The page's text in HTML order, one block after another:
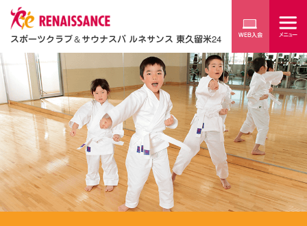
スポーツクラブ＆サウナスパ ルネサンス 東久留米24